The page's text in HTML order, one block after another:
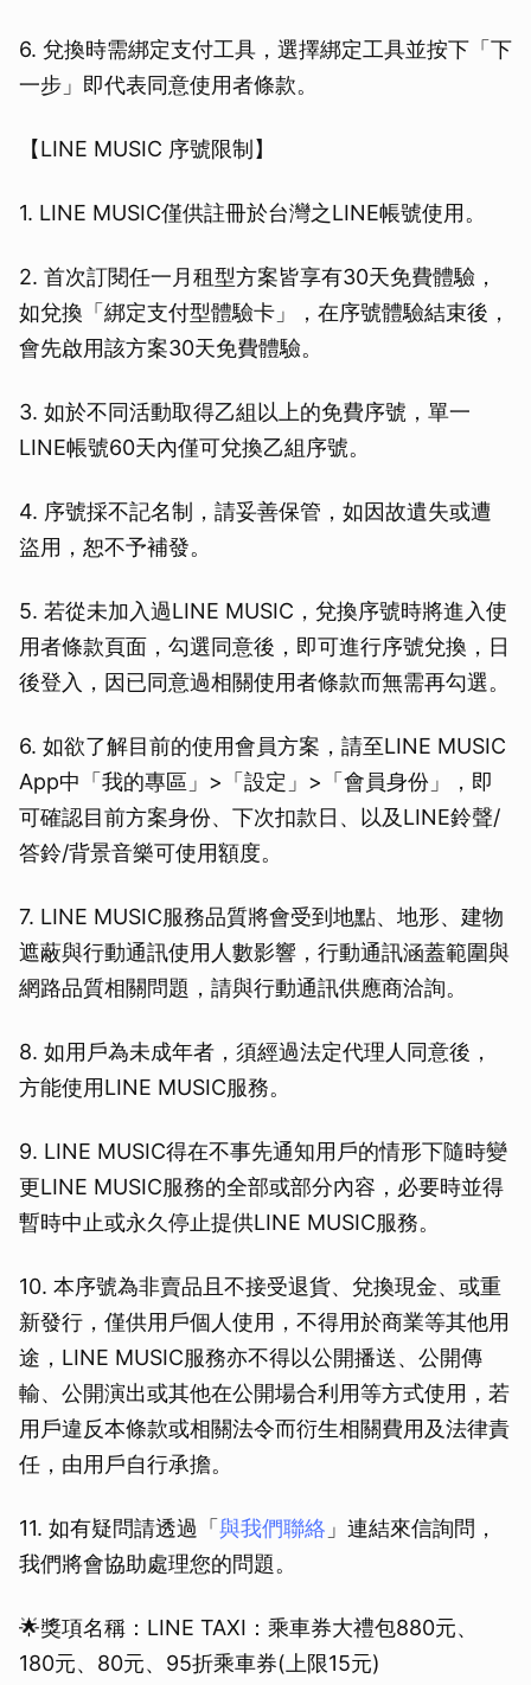
6. 兌換時需綁定支付工具，選擇綁定工具並按下「下
一步」即代表同意使用者條款。
【LINE MUSIC 序號限制】
1. LINE MUSIC僅供註冊於台灣之LINE帳號使用。
2. 首次訂閱任一月租型方案皆享有30天免費體驗，
如兌換「綁定支付型體驗卡」，在序號體驗結束後，
會先啟用該方案30天免費體驗。
3. 如於不同活動取得乙組以上的免費序號，單一
LINE帳號60天內僅可兌換乙組序號。
4. 序號採不記名制，請妥善保管，如因故遺失或遭
盜用，恕不予補發。
5. 若從未加入過LINE MUSIC，兌換序號時將進入使
用者條款頁面，勾選同意後，即可進行序號兌換，日
後登入，因已同意過相關使用者條款而無需再勾選。
6. 如欲了解目前的使用會員方案，請至LINE MUSIC
App中「我的專區」>「設定」>「會員身份」，即
可確認目前方案身份、下次扣款日、以及LINE鈴聲/
答鈴/背景音樂可使用額度。
7. LINE MUSIC服務品質將會受到地點、地形、建物
遮蔽與行動通訊使用人數影響，行動通訊涵蓋範圍與
網路品質相關問題，請與行動通訊供應商洽詢。
8. 如用戶為未成年者，須經過法定代理人同意後，
方能使用LINE MUSIC服務。
9. LINE MUSIC得在不事先通知用戶的情形下隨時變
更LINE MUSIC服務的全部或部分內容，必要時並得
暫時中止或永久停止提供LINE MUSIC服務。
10. 本序號為非賣品且不接受退貨、兌換現金、或重
新發行，僅供用戶個人使用，不得用於商業等其他用
途，LINE MUSIC服務亦不得以公開播送、公開傳
輸、公開演出或其他在公開場合利用等方式使用，若
用戶違反本條款或相關法令而衍生相關費用及法律責
任，由用戶自行承擔。
11. 如有疑問請透過「 與我們聯絡 」連結來信詢問，
我們將會協助處理您的問題。
🌟獎項名稱：LINE TAXI：乘車券大禮包880元、
180元、80元、95折乘車券(上限15元)